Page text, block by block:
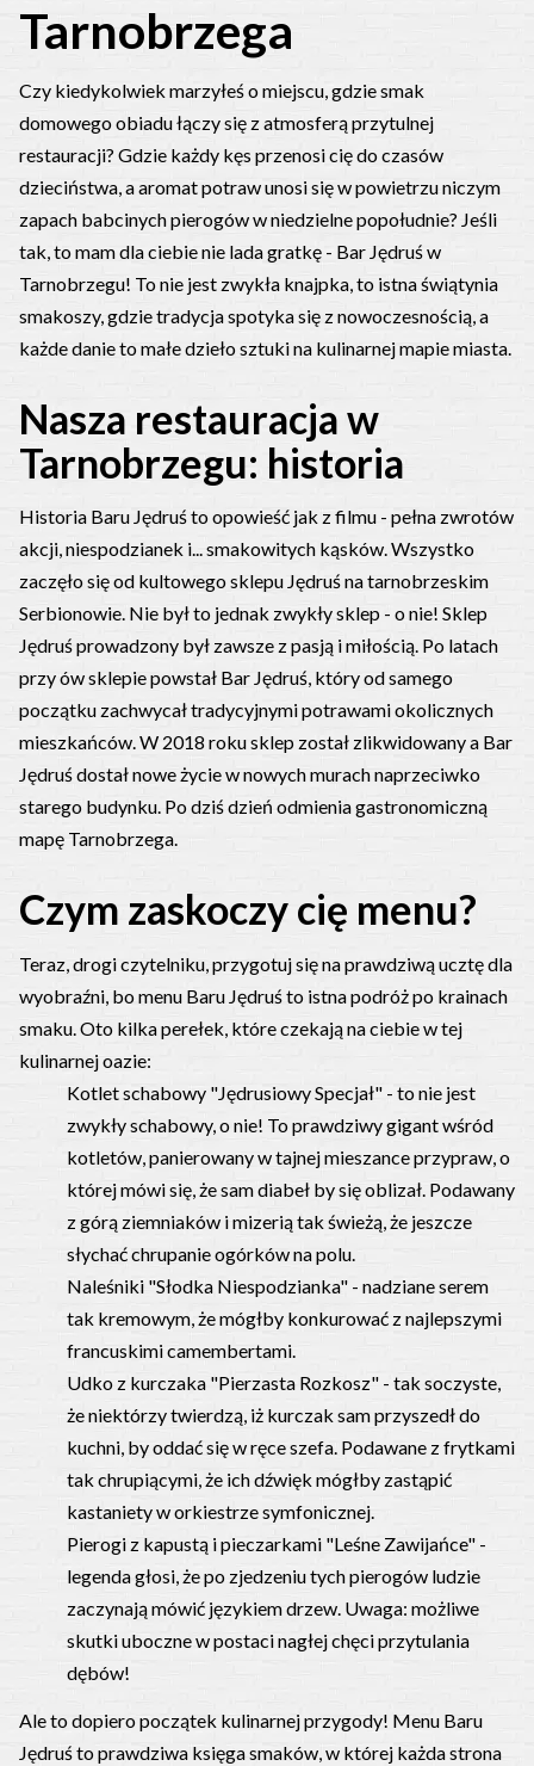
Tarnobrzega
Czy kiedykolwiek marzyłeś o miejscu, gdzie smak
domowego obiadu łączy się z atmosferą przytulnej
restauracji? Gdzie każdy kęs przenosi cię do czasów
dzieciństwa, a aromat potraw unosi się w powietrzu niczym
zapach babcinych pierogów w niedzielne popołudnie? Jeśli
tak, to mam dla ciebie nie lada gratkę - Bar Jędruś w
Tarnobrzegu! To nie jest zwykła knajpka, to istna świątynia
smakoszy, gdzie tradycja spotyka się z nowoczesnością, a
każde danie to małe dzieło sztuki na kulinarnej mapie miasta.
Nasza restauracja w
Tarnobrzegu: historia
Historia Baru Jędruś to opowieść jak z filmu - pełna zwrotów
akcji, niespodzianek i... smakowitych kąsków. Wszystko
zaczęło się od kultowego sklepu Jędruś na tarnobrzeskim
Serbionowie. Nie był to jednak zwykły sklep - o nie! Sklep
Jędruś prowadzony był zawsze z pasją i miłością. Po latach
przy ów sklepie powstał Bar Jędruś, który od samego
początku zachwycał tradycyjnymi potrawami okolicznych
mieszkańców. W 2018 roku sklep został zlikwidowany a Bar
Jędruś dostał nowe życie w nowych murach naprzeciwko
starego budynku. Po dziś dzień odmienia gastronomiczną
mapę Tarnobrzega.
Czym zaskoczy cię menu?
Teraz, drogi czytelniku, przygotuj się na prawdziwą ucztę dla
wyobraźni, bo menu Baru Jędruś to istna podróż po krainach
smaku. Oto kilka perełek, które czekają na ciebie w tej
kulinarnej oazie:
Kotlet schabowy "Jędrusiowy Specjał" - to nie jest
zwykły schabowy, o nie! To prawdziwy gigant wśród
kotletów, panierowany w tajnej mieszance przypraw, o
której mówi się, że sam diabeł by się oblizał. Podawany
z górą ziemniaków i mizerią tak świeżą, że jeszcze
słychać chrupanie ogórków na polu.
Naleśniki "Słodka Niespodzianka" - nadziane serem
tak kremowym, że mógłby konkurować z najlepszymi
francuskimi camembertami.
Udko z kurczaka "Pierzasta Rozkosz" - tak soczyste,
że niektórzy twierdzą, iż kurczak sam przyszedł do
kuchni, by oddać się w ręce szefa. Podawane z frytkami
tak chrupiącymi, że ich dźwięk mógłby zastąpić
kastaniety w orkiestrze symfonicznej.
Pierogi z kapustą i pieczarkami "Leśne Zawijańce" -
legenda głosi, że po zjedzeniu tych pierogów ludzie
zaczynają mówić językiem drzew. Uwaga: możliwe
skutki uboczne w postaci nagłej chęci przytulania
dębów!
Ale to dopiero początek kulinarnej przygody! Menu Baru
Jędruś to prawdziwa księga smaków, w której każda strona